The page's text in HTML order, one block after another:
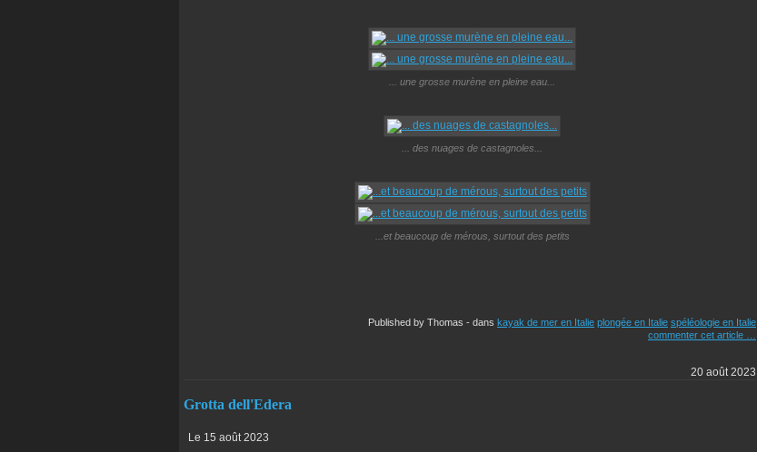
... une grosse murène en pleine eau...
... des nuages de castagnoles...
...et beaucoup de mérous, surtout des petits
Published by Thomas - dans kayak de mer en Italie plongée en Italie spéléologie en Italie
commenter cet article
20 août 2023
Grotta dell'Edera
Le 15 août 2023